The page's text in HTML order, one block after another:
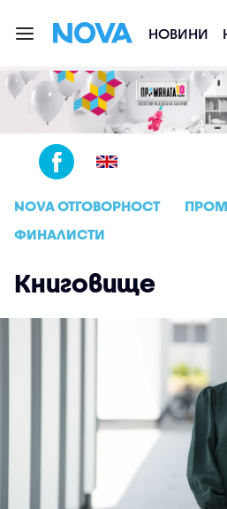
НОВИНИ
NOVA ОТГОВОРНОСТ
ФИНАЛИСТИ
Книговище